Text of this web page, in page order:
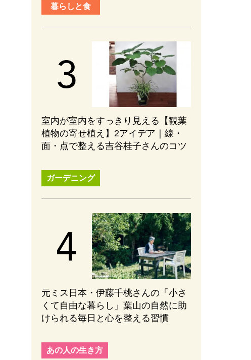
暮らしと食
室内が室内をすっきり見える【観葉
植物の寄せ植え】2アイデア｜線・
面・点で整える吉谷桂子さんのコツ
ガーデニング
元ミス日本・伊藤千桃さんの「小さ
くて自由な暮らし」葉山の自然に助
けられる毎日と心を整える習慣
あの人の生き方